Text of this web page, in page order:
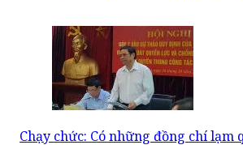
Chạy chức: Có những đồng chí lạm